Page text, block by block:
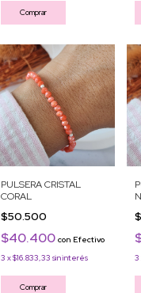
Comprar
PULSERA CRISTAL
CORAL
$50.500
$40.400 con Efectivo
3 x$16.833,33 sin interés
Comprar
3